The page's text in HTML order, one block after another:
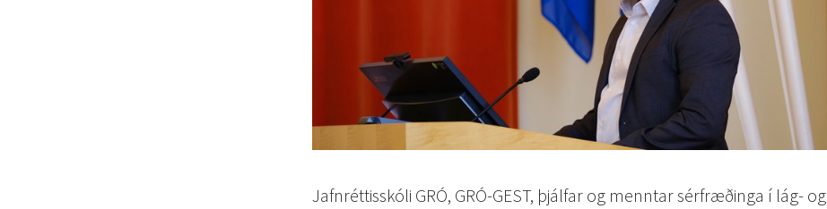
Jafnréttisskóli GRÓ, GRÓ-GEST, þjálfar og menntar sérfræðinga í lág- og